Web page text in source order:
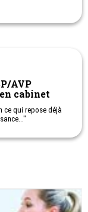
AVP
cabinet
ce qui repose déjà